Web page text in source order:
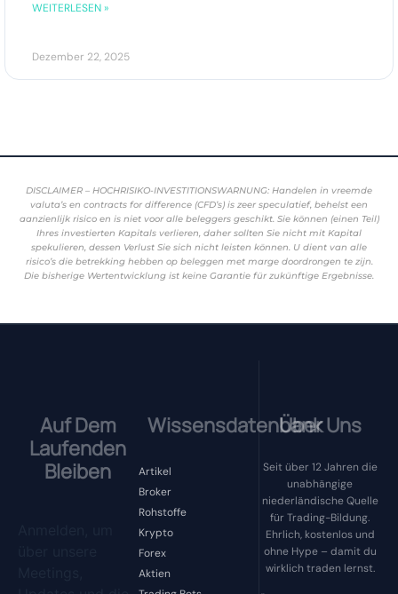
WEITERLESEN »
Dezember 22, 2025
DISCLAIMER – HOCHRISIKO-INVESTITIONSWARNUNG: Handelen in vreemde
valuta’s en contracts for difference (CFD’s) is zeer speculatief, behelst een
aanzienlijk risico en is niet voor alle beleggers geschikt. Sie können (einen Teil)
Ihres investierten Kapitals verlieren, daher sollten Sie nicht mit Kapital
spekulieren, dessen Verlust Sie sich nicht leisten können. U dient van alle
risico’s die betrekking hebben op beleggen met marge doordrongen te zijn.
Die bisherige Wertentwicklung ist keine Garantie für zukünftige Ergebnisse.
Auf Dem
Laufenden
Bleiben
Wissensdatenbank
Artikel
Broker
Rohstoffe
Krypto
Forex
Aktien
Über Uns
Seit über 12 Jahren die
unabhängige
niederländische Quelle
für Trading-Bildung.
Ehrlich, kostenlos und
ohne Hype – damit du
wirklich traden lernst.